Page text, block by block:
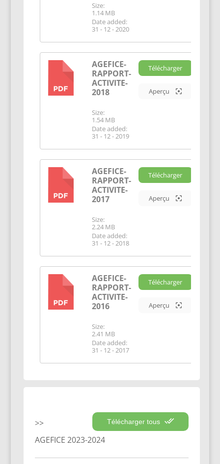
Size:
1.14 MB
Date added:
31 - 12 - 2020
AGEFICE-
RAPPORT-
ACTIVITE-
2018
Size:
1.54 MB
Date added:
31 - 12 - 2019
Télécharger
Aperçu
AGEFICE-
RAPPORT-
ACTIVITE-
2017
Size:
2.24 MB
Date added:
31 - 12 - 2018
Télécharger
Aperçu
AGEFICE-
RAPPORT-
ACTIVITE-
2016
Size:
2.41 MB
Date added:
31 - 12 - 2017
Télécharger
Aperçu
Télécharger tous
AGEFICE 2023-2024